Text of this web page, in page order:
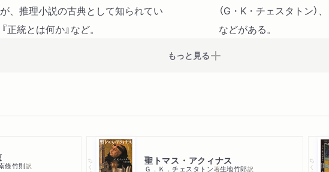
、推理小説の古典として知られてい
正統とは何か』など。
（G・K・チェスタトン）
などがある。
もっと見る
條竹則訳 ちくま学芸文庫 聖トマス・アクィナス
Ｇ．Ｋ．チェスタトン著生地竹郎訳 ちくま文庫